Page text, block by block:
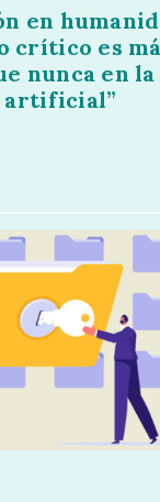
en
crítico es
nunca en
artificial”